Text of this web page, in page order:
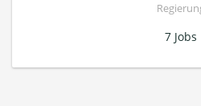
7 Jobs